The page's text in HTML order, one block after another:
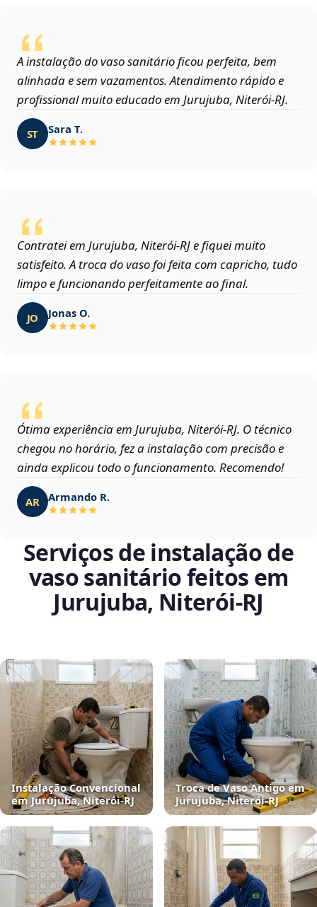
A instalação do vaso sanitário ficou perfeita, bem
alinhada e sem vazamentos. Atendimento rápido e
profissional muito educado em Jurujuba, Niterói‑RJ.
ST Sara T.
Contratei em Jurujuba, Niterói‑RJ e fiquei muito
satisfeito. A troca do vaso foi feita com capricho, tudo
limpo e funcionando perfeitamente ao final.
JO Jonas O.
Ótima experiência em Jurujuba, Niterói‑RJ. O técnico
chegou no horário, fez a instalação com precisão e
ainda explicou todo o funcionamento. Recomendo!
AR Armando R.
Serviços de instalação de
vaso sanitário feitos em
Jurujuba, Niterói‑RJ
Instalação Convencional
em Jurujuba, Niterói‑RJ
Troca de Vaso Antigo em
Jurujuba, Niterói‑RJ